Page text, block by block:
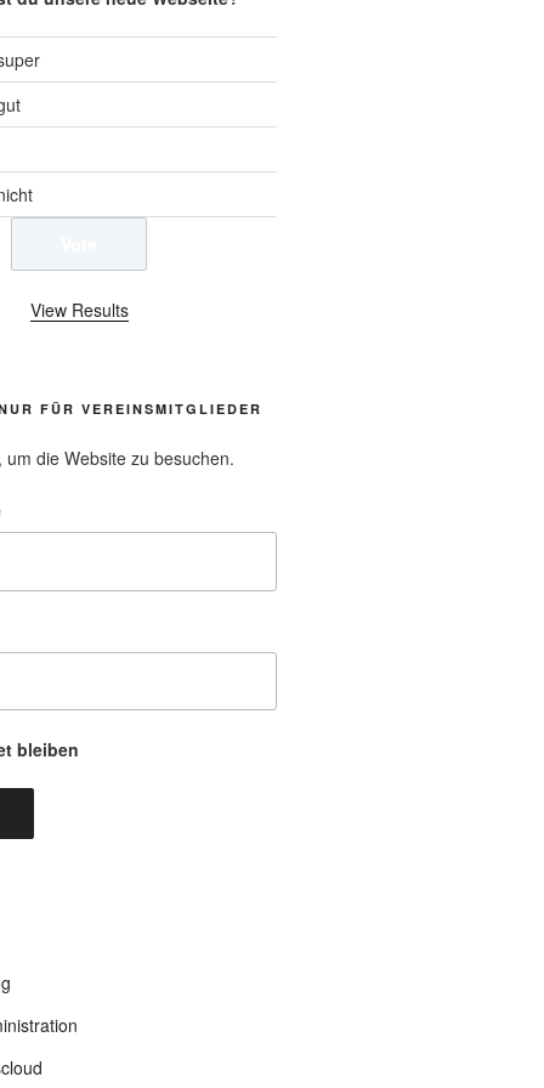
View Results
FÜR VEREINSMITGLIEDER
um die Website zu besuchen.
bleiben